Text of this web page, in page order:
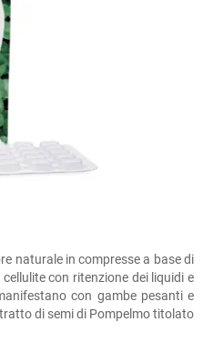
naturale in compresse a base di
con ritenzione dei liquidi e
con gambe pesanti e
di semi di Pompelmo titolato